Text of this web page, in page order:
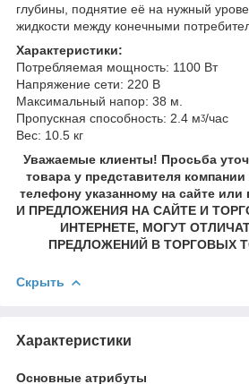
глубины, поднятие её на нужный
жидкости между конечными
Характеристики:
Потребляемая мощность: 1100 Вт
Напряжение сети: 220 В
Максимальный напор: 38 м.
Пропускная способность: 2.4 мᶾ/час
Вес: 10.5 кг
Уважаемые клиенты! Просьба
товара у представителя
телефону указанному на сайте
И ПРЕДЛОЖЕНИЯ НА САЙТЕ И
ИНТЕРНЕТЕ, МОГУТ
ПРЕДЛОЖЕНИЙ В ТОРГОВЫХ
Скрыть
Характеристики
Основные атрибуты